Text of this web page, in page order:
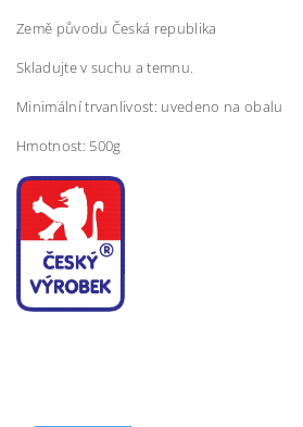
Země původu Česká republika
Skladujte v suchu a temnu.
Minimální trvanlivost: uvedeno na obalu
Hmotnost: 500g